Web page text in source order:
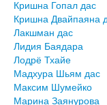
Кришна Гопал дас
Кришна Двайпаяна
Лакшман дас
Лидия Баядара
Лодрё Тхайе
Мадхура Шьям дас
Максим Шумейко
Марина Заянурова